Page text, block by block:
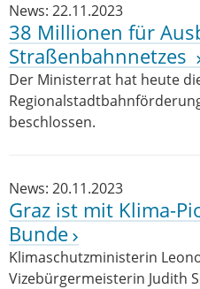
News: 22.11.2023
38 Millionen für
Straßenbahnnetzes
Der Ministerrat hat heute
beschlossen.
News: 20.11.2023
Graz ist mit Klima-
Bunde
Klimaschutzministerin
Vizebürgermeisterin Judith